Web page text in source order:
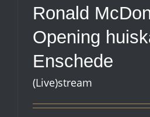
Ronald
Opening
Enschede
(Live)stream